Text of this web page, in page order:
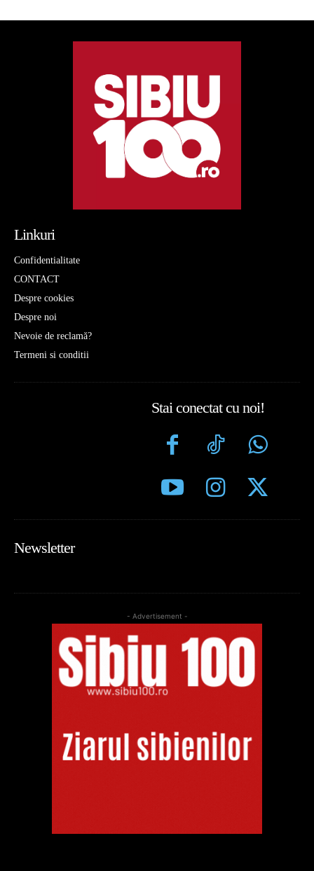
Linkuri
Confidentialitate
CONTACT
Despre cookies
Despre noi
Nevoie de reclamă?
Termeni si conditii
Stai conectat cu noi!
Newsletter
- Advertisement -